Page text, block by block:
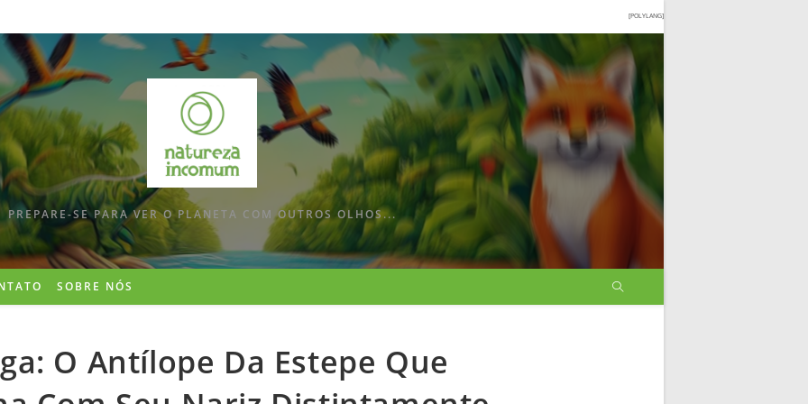
[POLYLANG]
PREPARE-SE PARA VER O PLANETA COM OUTROS OLHOS...
SOBRE NÓS
O Antílope Da Estepe Que